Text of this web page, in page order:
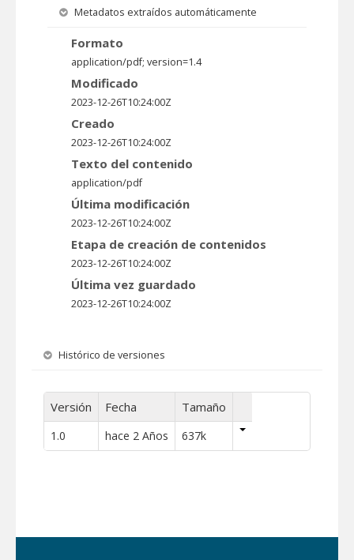
Metadatos extraídos automáticamente
Formato
application/pdf; version=1.4
Modificado
2023-12-26T10:24:00Z
Creado
2023-12-26T10:24:00Z
Texto del contenido
application/pdf
Última modificación
2023-12-26T10:24:00Z
Etapa de creación de contenidos
2023-12-26T10:24:00Z
Última vez guardado
2023-12-26T10:24:00Z
Histórico de versiones
Versión Fecha Tamaño
1.0 hace 2 Años 637k